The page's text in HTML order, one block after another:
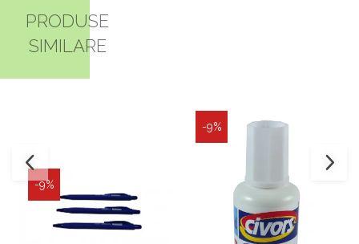
PRODUSE
SIMILARE
-9%
-9%